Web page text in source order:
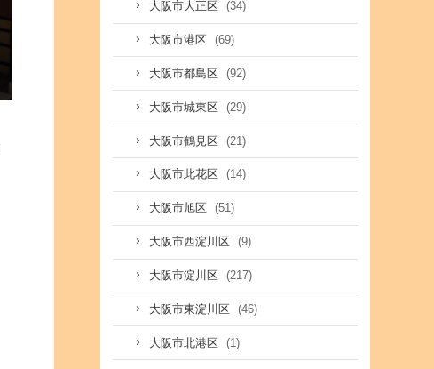
大阪市大正区 (34)
大阪市港区 (69)
大阪市都島区 (92)
大阪市城東区 (29)
大阪市鶴見区 (21)
大阪市此花区 (14)
大阪市旭区 (51)
大阪市西淀川区 (9)
大阪市淀川区 (217)
大阪市東淀川区 (46)
大阪市北港区 (1)